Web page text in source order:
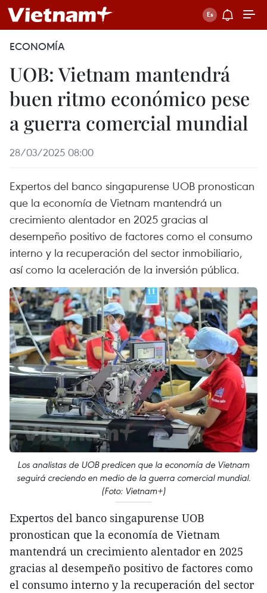
ECONOMÍA
UOB: Vietnam mantendrá
buen ritmo económico pese
a guerra comercial mundial
28/03/2025 08:00
Expertos del banco singapurense UOB pronostican
que la economía de Vietnam mantendrá un
crecimiento alentador en 2025 gracias al
desempeño positivo de factores como el consumo
interno y la recuperación del sector inmobiliario,
así como la aceleración de la inversión pública.
Los analistas de UOB predicen que la economía de Vietnam
seguirá creciendo en medio de la guerra comercial mundial.
(Foto: Vietnam+)
Expertos del banco singapurense UOB
pronostican que la economía de Vietnam
mantendrá un crecimiento alentador en 2025
gracias al desempeño positivo de factores como
el consumo interno y la recuperación del sector